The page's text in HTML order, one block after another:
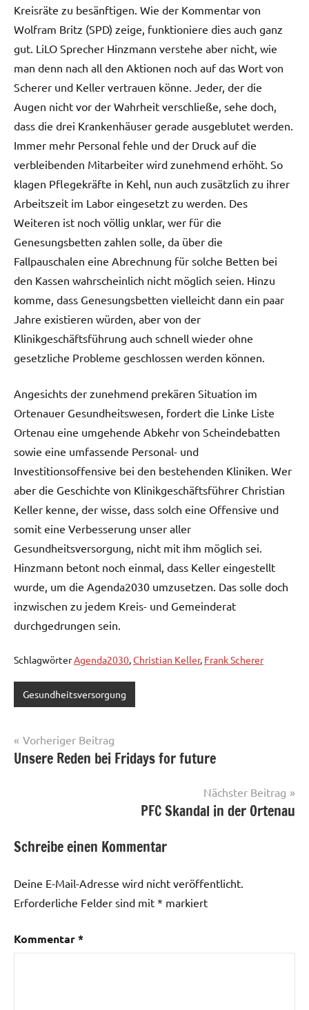
Kreisräte zu besänftigen. Wie der Kommentar von
Wolfram Britz (SPD) zeige, funktioniere dies auch ganz
gut. LiLO Sprecher Hinzmann verstehe aber nicht, wie
man denn nach all den Aktionen noch auf das Wort von
Scherer und Keller vertrauen könne. Jeder, der die
Augen nicht vor der Wahrheit verschließe, sehe doch,
dass die drei Krankenhäuser gerade ausgeblutet werden.
Immer mehr Personal fehle und der Druck auf die
verbleibenden Mitarbeiter wird zunehmend erhöht. So
klagen Pflegekräfte in Kehl, nun auch zusätzlich zu ihrer
Arbeitszeit im Labor eingesetzt zu werden. Des
Weiteren ist noch völlig unklar, wer für die
Genesungsbetten zahlen solle, da über die
Fallpauschalen eine Abrechnung für solche Betten bei
den Kassen wahrscheinlich nicht möglich seien. Hinzu
komme, dass Genesungsbetten vielleicht dann ein paar
Jahre existieren würden, aber von der
Klinikgeschäftsführung auch schnell wieder ohne
gesetzliche Probleme geschlossen werden können.
Angesichts der zunehmend prekären Situation im
Ortenauer Gesundheitswesen, fordert die Linke Liste
Ortenau eine umgehende Abkehr von Scheindebatten
sowie eine umfassende Personal- und
Investitionsoffensive bei den bestehenden Kliniken. Wer
aber die Geschichte von Klinikgeschäftsführer Christian
Keller kenne, der wisse, dass solch eine Offensive und
somit eine Verbesserung unser aller
Gesundheitsversorgung, nicht mit ihm möglich sei.
Hinzmann betont noch einmal, dass Keller eingestellt
wurde, um die Agenda2030 umzusetzen. Das solle doch
inzwischen zu jedem Kreis- und Gemeinderat
durchgedrungen sein.
SchlagwörterAgenda2030,Christian Keller, Frank Scherer
Gesundheitsversorgung
Beitragsnavigation
Vorheriger Beitrag
Unsere Reden bei Fridays for future
Nächster Beitrag
PFC Skandal in der Ortenau
Schreibe einen Kommentar
Deine E-Mail-Adresse wird nicht veröffentlicht.
Erforderliche Felder sind mit * markiert
Kommentar*